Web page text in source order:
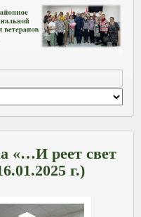
«…И реет свет
г.)